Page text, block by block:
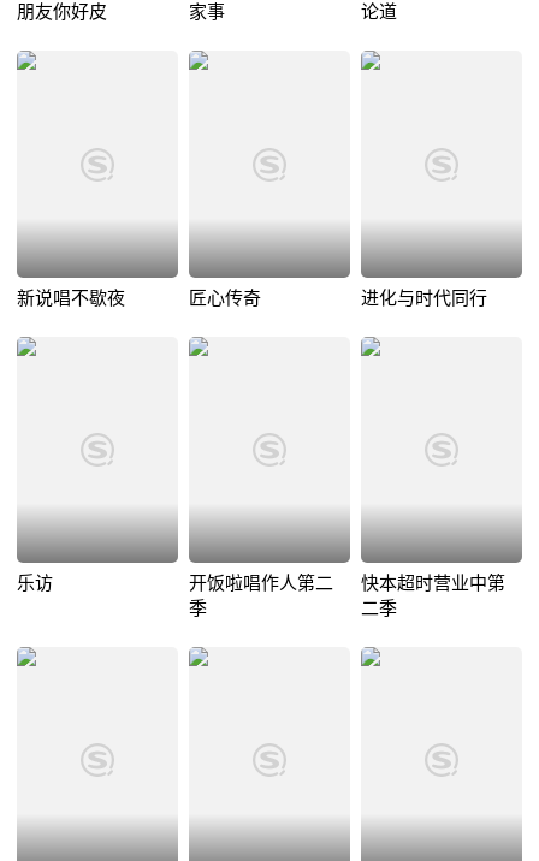
朋友你好皮 家事 论道
新说唱不歇夜 匠心传奇 进化与时代同行
乐访
开饭啦唱作人第二
季
快本超时营业中第
二季